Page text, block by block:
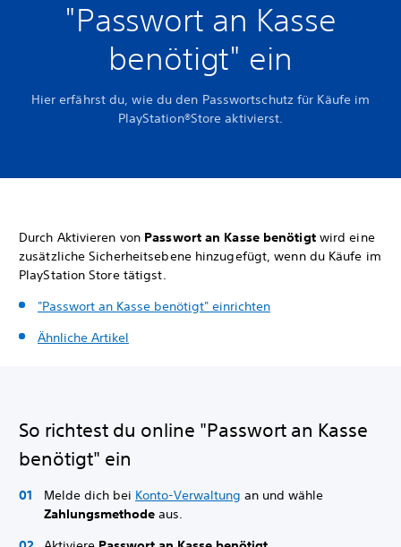
"Passwort an Kasse
benötigt" ein
Hier erfährst du, wie du den Passwortschutz für Käufe im
PlayStation®Store aktivierst.
Durch Aktivieren von Passwort an Kasse benötigtwird eine
zusätzliche Sicherheitsebene hinzugefügt, wenn du Käufe im
PlayStation Store tätigst.
"Passwort an Kasse benötigt" einrichten
Ähnliche Artikel
So richtest du online "Passwort an Kasse
benötigt" ein
Melde dich bei Konto-Verwaltung an und wähle
Zahlungsmethode aus.